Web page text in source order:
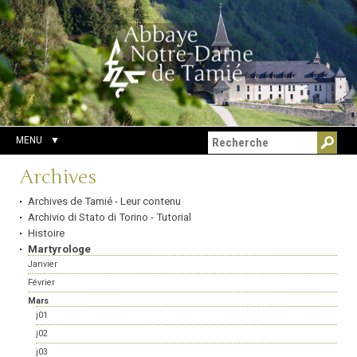
Aller
au
contenu.
|
Aller
à
la
navigation
Outils
personnels
Chercher par
Recherche
avancée…
MENU
Navigation
Archives
Archives de Tamié - Leur contenu
Archivio di Stato di Torino - Tutorial
Histoire
Martyrologe
Janvier
Février
Mars
j01
j02
j03